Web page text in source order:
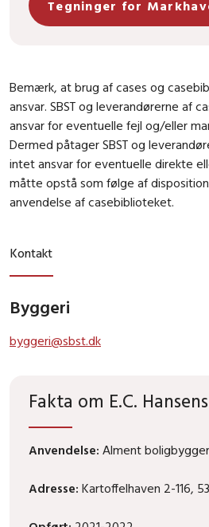
Tegninger for
Bemærk, at brug af cases og
ansvar. SBST og leverandørerne af
ansvar for eventuelle fejl og/eller
Dermed påtager SBST og
intet ansvar for eventuelle direkte
måtte opstå som følge af
anvendelse af casebiblioteket.
Kontakt
Byggeri
byggeri@sbst.dk
Fakta om E.C.
Anvendelse: Alment
Adresse: Kartoffelhaven 2-116,